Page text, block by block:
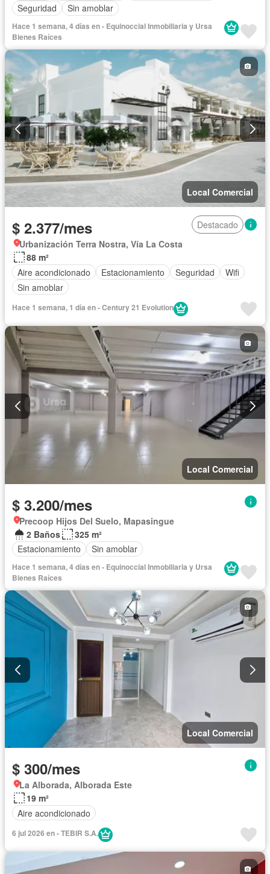
Seguridad
Sin amoblar
Hace 1 semana, 4 días en - Equinoccial Inmobiliaria y Ursa
Bienes Raíces
Local Comercial
$ 2.377/mes
Destacado
Urbanización Terra Nostra, Vía La Costa
88 m²
Aire acondicionado
Estacionamiento Seguridad
Wifi
Sin amoblar
Hace 1 semana, 1 día en - Century 21 Evolution
Local Comercial
$ 3.200/mes
Precoop Hijos Del Suelo, Mapasingue
2 Baños
325 m²
Estacionamiento
Sin amoblar
Hace 1 semana, 4 días en - Equinoccial Inmobiliaria y Ursa
Bienes Raíces
Local Comercial
$ 300/mes
La Alborada, Alborada Este
19 m²
Aire acondicionado
6 jul 2026 en - TEBIR S.A.